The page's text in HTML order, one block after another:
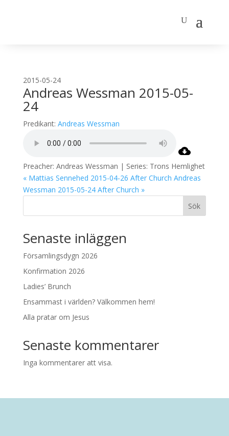
2015-05-24
Andreas Wessman 2015-05-
24
Predikant: Andreas Wessman
Preacher: Andreas Wessman | Series: Trons Hemlighet
« Mattias Sennehed 2015-04-26 After Church Andreas
Wessman 2015-05-24 After Church »
Sök
Senaste inläggen
Församlingsdygn 2026
Konfirmation 2026
Ladies’ Brunch
Ensammast i världen? Välkommen hem!
Alla pratar om Jesus
Senaste kommentarer
Inga kommentarer att visa.